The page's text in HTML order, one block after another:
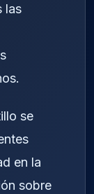
las
se
en la
sobre